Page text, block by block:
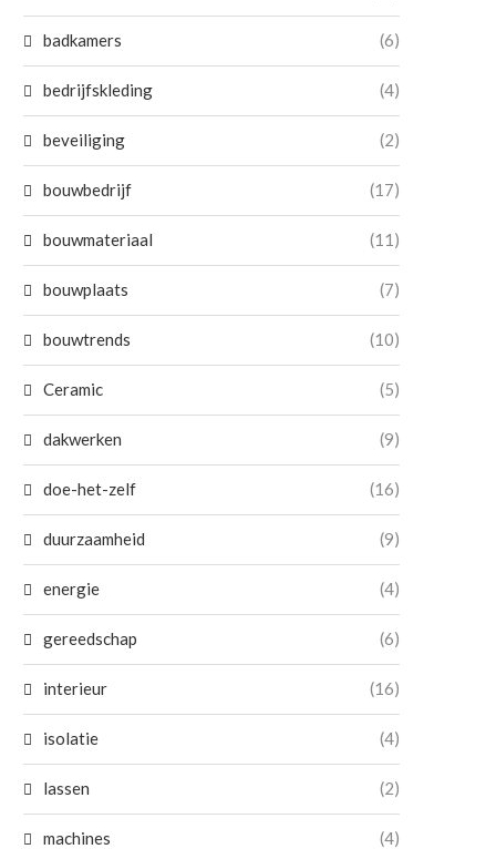
badkamers (6)
bedrijfskleding (4)
beveiliging (2)
bouwbedrijf (17)
bouwmateriaal (11)
bouwplaats (7)
bouwtrends (10)
Ceramic (5)
dakwerken (9)
doe-het-zelf (16)
duurzaamheid (9)
energie (4)
gereedschap (6)
interieur (16)
isolatie (4)
lassen (2)
machines (4)